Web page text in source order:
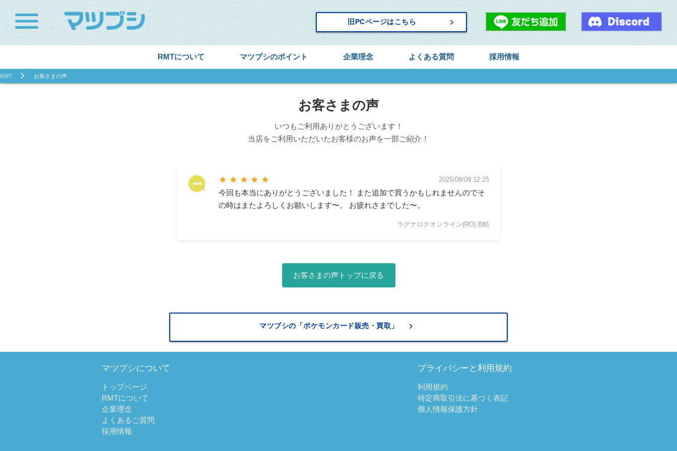
menu 旧PCページはこちら keyboard_arrow_right
RMTについて マツブシのポイント 企業理念 よくある質問 採用情報
RMT お客さまの声
お客さまの声
いつもご利用ありがとうございます！
当店をご利用いただいたお客様のお声を一部ご紹介！
star star star star star 2025/08/09 12:25
今回も本当にありがとうございました！ また追加で買うかもしれませんのでそ
の時はまたよろしくお願いします〜。 お疲れさまでした〜。
ラグナロクオンライン(RO) B鯖
お客さまの声トップに戻る
マツブシの「ポケモンカード販売・買取」 keyboard_arrow_right
マツブシについて
トップページ
RMTについて
企業理念
よくあるご質問
採用情報
プライバシーと利用規約
利用規約
特定商取引法に基づく表記
個人情報保護方針